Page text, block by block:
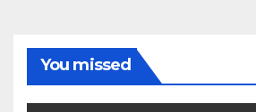
You missed